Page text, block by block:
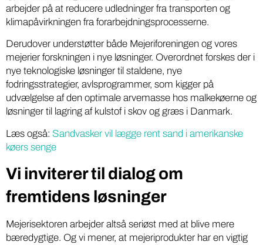
arbejder på at reducere udledninger fra transporten og
klimapåvirkningen fra forarbejdningsprocesserne.
Derudover understøtter både Mejeriforeningen og vores
mejerier forskningen i nye løsninger. Overordnet forskes der i
nye teknologiske løsninger til staldene, nye
fodringsstrategier, avlsprogrammer, som kigger på
udvælgelse af den optimale arvemasse hos malkekøerne og
løsninger til lagring af kulstof i skov og græs i Danmark.
Læs også: Sandvasker vil lægge rent sand i amerikanske
køers senge
Vi inviterer til dialog om
fremtidens løsninger
Mejerisektoren arbejder altså seriøst med at blive mere
bæredygtige. Og vi mener, at mejeriprodukter har en vigtig